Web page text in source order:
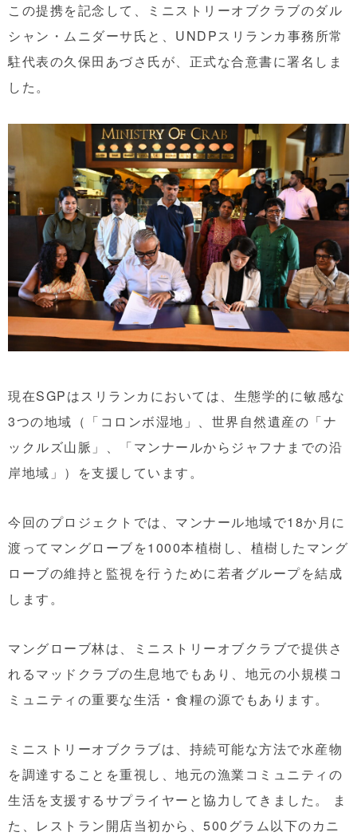
この提携を記念して、ミニストリーオブクラブのダル
シャン・ムニダーサ氏と、UNDPスリランカ事務所常
駐代表の久保田あづさ氏が、正式な合意書に署名しま
した。
現在SGPはスリランカにおいては、生態学的に敏感な
3つの地域（「コロンボ湿地」、世界自然遺産の「ナ
ックルズ山脈」、「マンナールからジャフナまでの沿
岸地域」 ） を支援しています。
今回のプロジェクトでは、マンナール地域で18か月に
渡ってマングローブを1000本植樹し、植樹したマング
ローブの維持と監視を行うために若者グループを結成
します。
マングローブ林は、ミニストリーオブクラブで提供さ
れるマッドクラブの生息地でもあり、地元の小規模コ
ミュニティの重要な生活・食糧の源でもあります。
ミニストリーオブクラブは、持続可能な方法で水産物
を調達することを重視し、地元の漁業コミュニティの
生活を支援するサプライヤーと協力してきました。 ま
た、レストラン開店当初から、500グラム以下のカニ